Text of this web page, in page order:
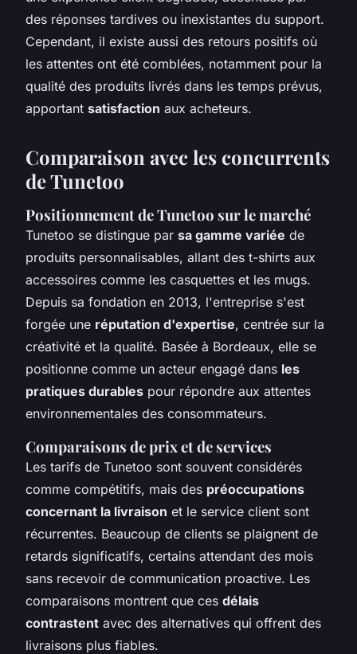
des réponses tardives ou inexistantes du support.
Cependant, il existe aussi des retours positifs où
les attentes ont été comblées, notamment pour la
qualité des produits livrés dans les temps prévus,
apportant satisfaction aux acheteurs.
Comparaison avec les concurrents
de Tunetoo
Positionnement de Tunetoo sur le marché
Tunetoo se distingue par sa gamme variée de
produits personnalisables, allant des t-shirts aux
accessoires comme les casquettes et les mugs.
Depuis sa fondation en 2013, l'entreprise s'est
forgée une réputation d'expertise, centrée sur la
créativité et la qualité. Basée à Bordeaux, elle se
positionne comme un acteur engagé dans les
pratiques durables pour répondre aux attentes
environnementales des consommateurs.
Comparaisons de prix et de services
Les tarifs de Tunetoo sont souvent considérés
comme compétitifs, mais des préoccupations
concernant la livraison et le service client sont
récurrentes. Beaucoup de clients se plaignent de
retards significatifs, certains attendant des mois
sans recevoir de communication proactive. Les
comparaisons montrent que ces délais
contrastent avec des alternatives qui offrent des
livraisons plus fiables.